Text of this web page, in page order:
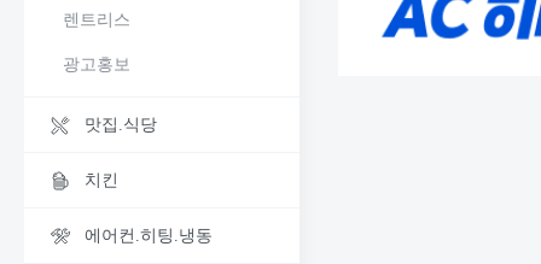
렌트리스
광고홍보
맛집.식당
치킨
에어컨.히팅.냉동